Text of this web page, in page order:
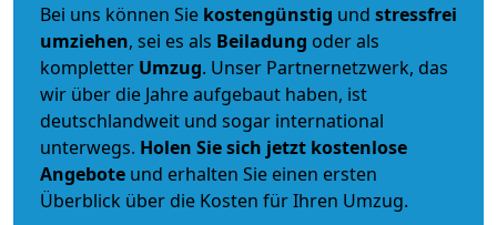
Bei uns können Sie kostengünstig und stressfrei
umziehen, sei es als Beiladung oder als
kompletter Umzug. Unser Partnernetzwerk, das
wir über die Jahre aufgebaut haben, ist
deutschlandweit und sogar international
unterwegs. Holen Sie sich jetzt kostenlose
Angebote und erhalten Sie einen ersten
Überblick über die Kosten für Ihren Umzug.